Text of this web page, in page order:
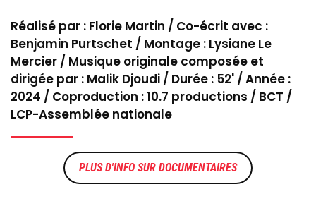
Réalisé par : Florie Martin / Co-écrit avec :
Benjamin Purtschet / Montage : Lysiane Le
Mercier / Musique originale composée et
dirigée par : Malik Djoudi / Durée : 52' / Année :
2024 / Coproduction : 10.7 productions / BCT /
LCP-Assemblée nationale
DOCUMENTAIRES